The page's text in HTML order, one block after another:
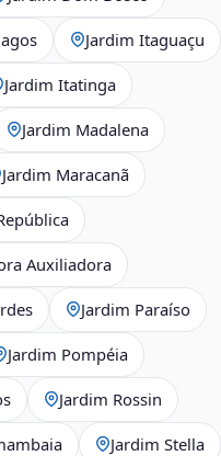
Jardim Itaguaçu
Jardim Itatinga
Jardim Madalena
Jardim Maracanã
Auxiliadora
Jardim Paraíso
Jardim Pompéia
Jardim Rossin
Jardim Stella